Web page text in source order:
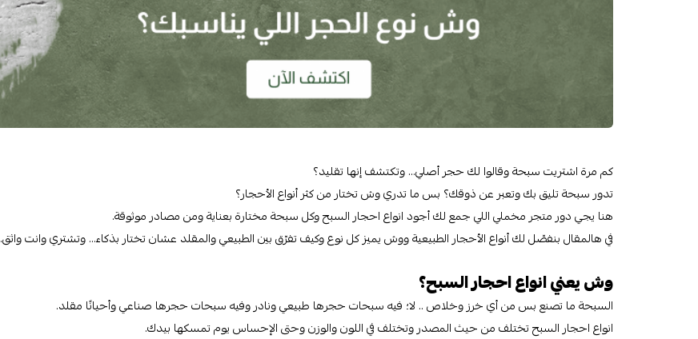
كم مرة اشتريت سبحة وقالوا لك حجر أصلي... وتكتشف إنها تقليد؟
تدور سبحة تليق بك وتعبر عن ذوقك؟ بس ما تدري وش تختار من كثر أنواع الأحجار؟
هنا يجي دور متجر مخملي اللي جمع لك أجود انواع احجار السبح وكل سبحة مختارة بعناية ومن مصادر موثوقة.
في هالمقال بنفصّل لك أنواع الأحجار الطبيعية ووش يميز كل نوع وكيف تفرّق بين الطبيعي والمقلد عشان تختار بذكاء… وتشتري وانت واثق.
وش يعني انواع احجار السبح؟
السبحة ما تصنع بس من أي خرز وخلاص .. لا؛ فيه سبحات حجرها طبيعي ونادر وفيه سبحات حجرها صناعي وأحيانًا مقلد.
انواع احجار السبح تختلف من حيث المصدر وتختلف في اللون والوزن وحتى الإحساس يوم تمسكها بيدك.